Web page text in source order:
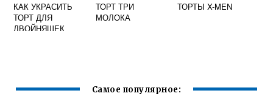
КАК УКРАСИТЬ
ТОРТ ДЛЯ
ДВОЙНЯШЕК
ТОРТ ТРИ
МОЛОКА
ТОРТЫ X-MEN
Самое популярное: